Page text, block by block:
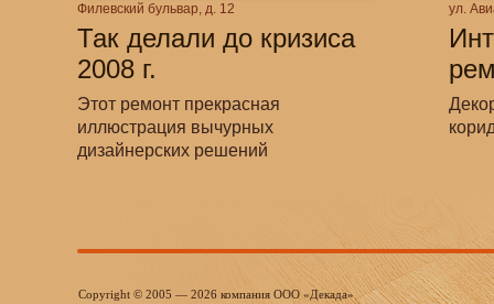
Так делали до кризиса
2008 г.
Филевский бульвар, д. 12
Этот ремонт прекрасная
иллюстрация вычурных
дизайнерских решений
ул.
Copyright © 2005 — 2026 компания ООО «Декада»